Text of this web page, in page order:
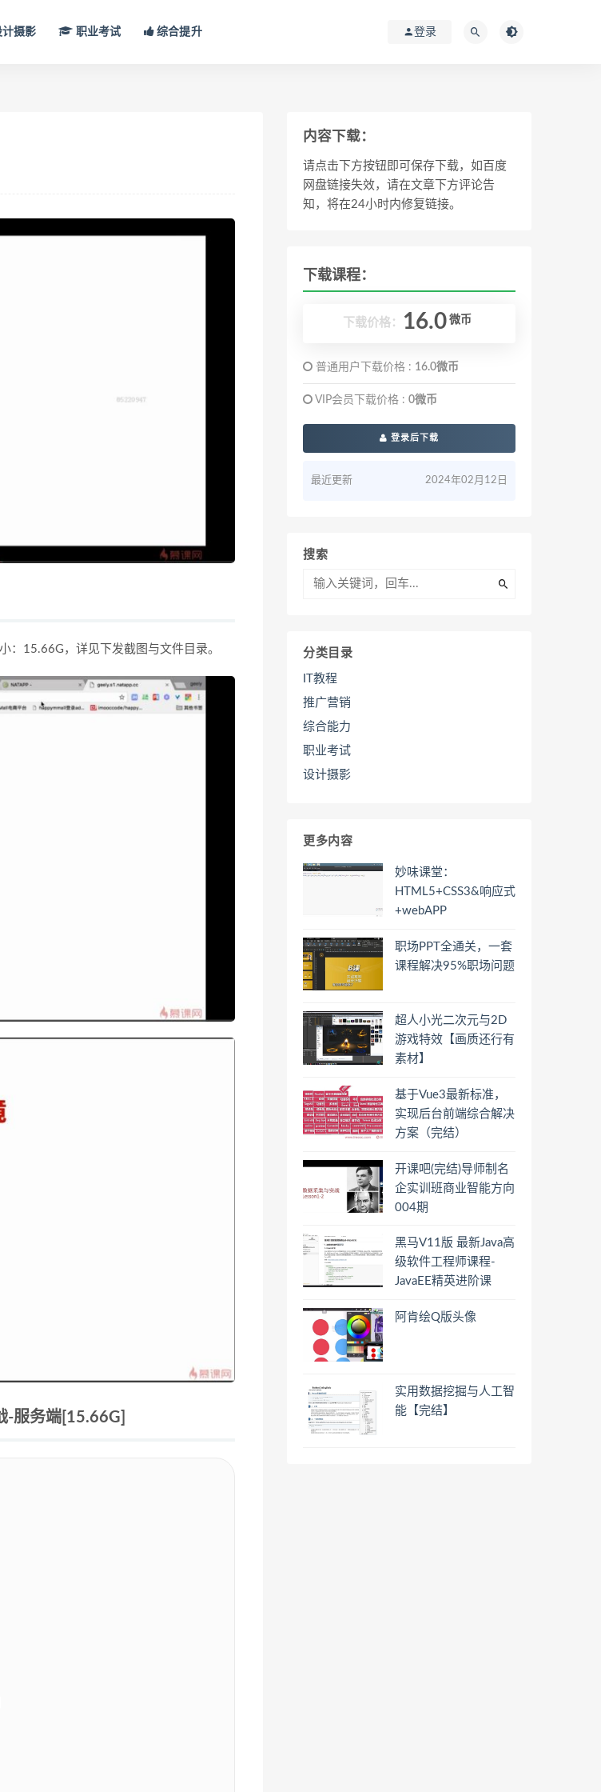
计摄影 职业考试 综合提升 登录
：15.66G，详见下发截图与文件目录。
-服务端[15.66G]
内容下载：
请点击下方按钮即可保存下载，如百度
网盘链接失效，请在文章下方评论告
知，将在24小时内修复链接。
下载课程：
下载价格： 16.0 微币
普通用户下载价格 : 16.0微币
VIP会员下载价格 : 0微币
登录后下载
最近更新 2024年02月12日
搜索
分类目录
IT教程
推广营销
综合能力
职业考试
设计摄影
更多内容
妙味课堂：
HTML5+CSS3&响应式
+webAPP
职场PPT全通关，一套
课程解决95%职场问题
超人小光二次元与2D
游戏特效【画质还行有
素材】
基于Vue3最新标准，
实现后台前端综合解决
方案（完结）
开课吧(完结)导师制名
企实训班商业智能方向
004期
黑马V11版 最新Java高
级软件工程师课程-
JavaEE精英进阶课
阿肯绘Q版头像
实用数据挖掘与人工智
能【完结】